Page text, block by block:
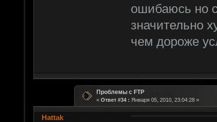
ошибаюсь но
значительно
чем дороже
Проблемы с FTP
« Ответ #34 : Января 05, 2010, 23:04:28 »
Hattak